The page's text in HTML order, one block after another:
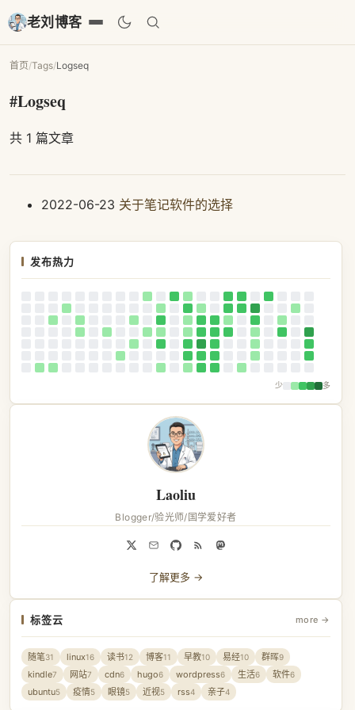
老刘博客
首页/Tags/Logseq
#Logseq
共 1 篇文章
2022-06-23 关于笔记软件的选择
发布热力
少 多
Laoliu
Blogger/验光师/国学爱好者
了解更多 →
标签云 more →
随笔31 linux16 读书12 博客11 早教10 易经10 群晖9
kindle7 网站7 cdn6 hugo6 wordpress6 生活6 软件6
ubuntu5 疫情5 眼镜5 近视5 rss4 亲子4